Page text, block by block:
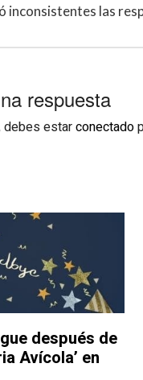
inconsistentes las
respuesta
debes estarconectado
después de
Avícola’ en